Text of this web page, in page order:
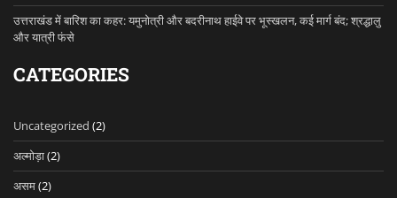
उत्तराखंड में बारिश का कहर: यमुनोत्री और बदरीनाथ हाईवे पर भूस्खलन, कई मार्ग बंद; श्रद्धालु
और यात्री फंसे
CATEGORIES
Uncategorized (2)
अल्मोड़ा(2)
असम(2)